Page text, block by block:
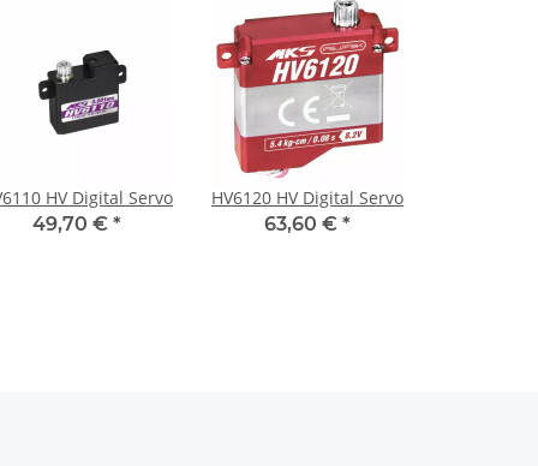
HV Digital Servo
49,70 € *
HV6120 HV Digital Servo
63,60 € *